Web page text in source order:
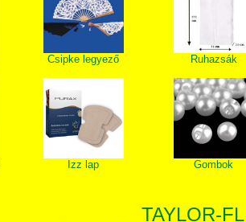
Csipke legyező Ruhazsák
Izz lap Gombok
TAYLOR-